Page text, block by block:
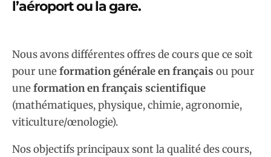
l’aéroport ou la gare.
Nous avons différentes offres de cours que ce soit
pour uneformation générale en français ou pour
uneformation en français scientifique
(mathématiques, physique, chimie, agronomie,
viticulture/œnologie).
Nos objectifs principaux sont la qualité des cours,